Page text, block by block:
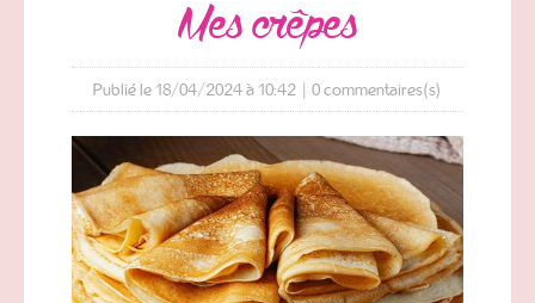
mes crêpes
Publié le 18/04/2024 à 10:42 | 0commentaires(s)